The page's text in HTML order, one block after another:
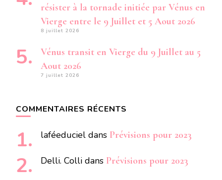
résister à la tornade initiée par Vénus en
Vierge entre le 9 Juillet et 5 Aout 2026
8 juillet 2026
Vénus transit en Vierge du 9 Juillet au 5
Aout 2026
7 juillet 2026
COMMENTAIRES RÉCENTS
laféeduciel dans Prévisions pour 2023
Delli. Colli dans Prévisions pour 2023